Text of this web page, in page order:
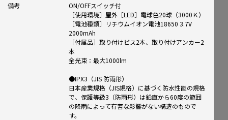
備考
ON/OFFスイッチ付
［使用環境］屋外［LED］電球色20球（3000Ｋ）
［電池種類］リチウムイオン電池18650 3.7V
2000mAh
［付属品］取り付けビス2本、取り付けアンカー2
本
全光束：最大1000lm
●IPX3（JIS 防雨形）
日本産業規格（JIS規格）に基づく防水性能の規格
で、保護等級3（防雨形）は鉛直から60度の範囲
の降雨によって有害な影響がない構造のもので
す。